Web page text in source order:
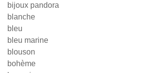
bijoux pandora
blanche
bleu
bleu marine
blouson
bohème